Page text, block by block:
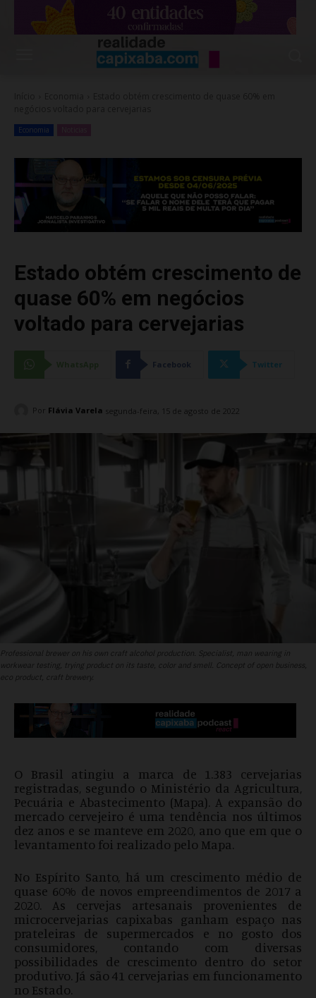
Economia
Estado obtém crescimento de
quase 60% em negócios
voltado para cervejarias
Facebook Twitter
Por Flávia Varela segunda-feira, 15 de agosto de 2022
Professional brewer on his own craft alcohol production. Specialist, man wearing in
workwear testing, trying product on its taste, color and smell. Concept of open business,
eco product, craft brewery.
O Brasil atingiu a marca de 1.383 cervejarias
registradas, segundo o Ministério da Agricultura,
Pecuária e Abastecimento (Mapa). A expansão do
mercado cervejeiro é uma tendência nos últimos
dez anos e se manteve em 2020, ano que em que o
levantamento foi realizado pelo Mapa.
No Espírito Santo, há um crescimento médio de
quase 60% de novos empreendimentos de 2017 a
2020. As cervejas artesanais provenientes de
microcervejarias capixabas ganham espaço nas
prateleiras de supermercados e no gosto dos
consumidores, contando com diversas
possibilidades de crescimento dentro do setor
produtivo. Já são 41 cervejarias em funcionamento
no Estado.